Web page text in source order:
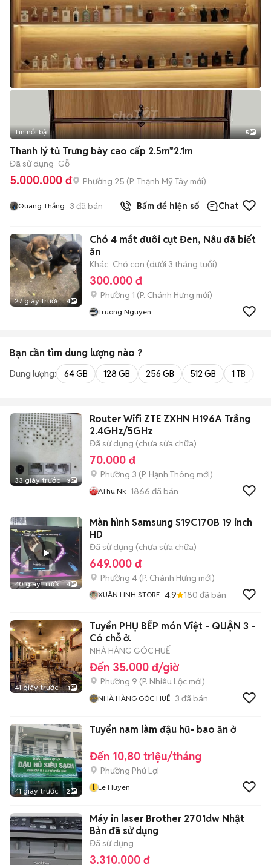
Tin nổi bật 5
Thanh lý tủ Trưng bày cao cấp 2.5m*2.1m
Đã sử dụng Gỗ
5.000.000 đ Phường 25 (P. Thạnh Mỹ Tây mới)
Quang Thắng 3 đã bán Bấm để hiện số Chat
27 giây trước 4
Chó 4 mắt đuôi cụt Đen, Nâu đã biết
ăn
Khác Chó con (dưới 3 tháng tuổi)
300.000 đ
Phường 1 (P. Chánh Hưng mới)
Truong Nguyen
Bạn cần tìm dung lượng nào ?
Dung lượng: 64 GB 128 GB 256 GB 512 GB 1 TB
33 giây trước 3
Router Wifi ZTE ZXHN H196A Trắng
2.4GHz/5GHz
Đã sử dụng (chưa sửa chữa)
70.000 đ
Phường 3 (P. Hạnh Thông mới)
AThu Nk 1866 đã bán
40 giây trước 4
Màn hình Samsung S19C170B 19 inch
HD
Đã sử dụng (chưa sửa chữa)
649.000 đ
Phường 4 (P. Chánh Hưng mới)
XUÂN LINH STORE 4.9 180 đã bán
41 giây trước 1
Tuyển PHỤ BẾP món Việt - QUẬN 3 -
Có chỗ ở.
NHÀ HÀNG GÓC HUẾ
Đến 35.000 đ/giờ
Phường 9 (P. Nhiêu Lộc mới)
NHÀ HÀNG GÓC HUẾ 3 đã bán
41 giây trước 2
Tuyển nam làm đậu hũ- bao ăn ở
Đến 10,80 triệu/tháng
Phường Phú Lợi
l Le Huyen
Máy in laser Brother 2701dw Nhật
Bản đã sử dụng
Đã sử dụng
3.310.000 đ